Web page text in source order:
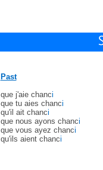
Past
que j'aie chanci
que tu aies chanci
qu'il ait chanci
que nous ayons chanci
que vous ayez chanci
qu'ils aient chanci